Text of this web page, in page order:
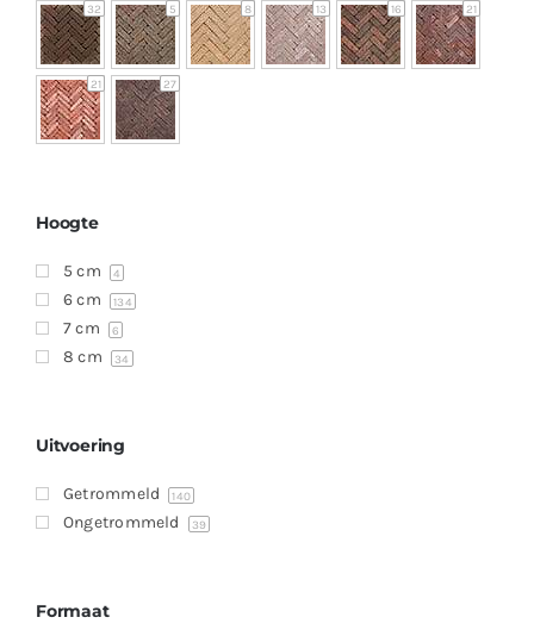
32 5 8 13 16 21
21 27
Hoogte
5 cm 4
6 cm 134
7 cm 6
8 cm 34
Uitvoering
Getrommeld 140
Ongetrommeld 39
Formaat